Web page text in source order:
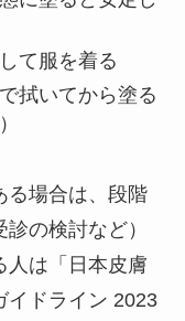
て服を着る
拭いてから塗る
る場合は、段階
の検討など）
人は「日本皮膚
イドライン 2023